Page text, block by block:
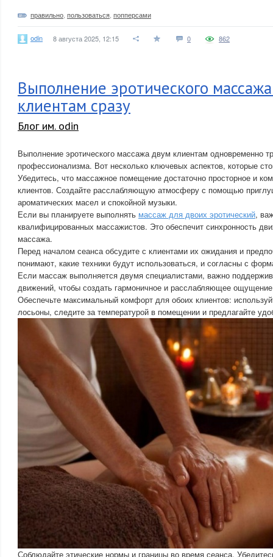
правильно пользоваться попперсами
odin 8 августа 2025, 12:15 0 862
Выполнение эротического
клиентам сразу
Блог им. odin
Выполнение эротического массажа двум клиентам одновременно
профессионализма. Вот несколько ключевых аспектов, которые
Убедитесь, что массажное помещение достаточно просторное и
клиентов. Создайте расслабляющую атмосферу с помощью
ароматических масел и спокойной музыки.
Если вы планируете выполнять массаж для двоих эротический,
квалифицированных массажистов. Это обеспечит синхронность
массажа.
Перед началом сеанса обсудите с клиентами их ожидания и
понимают, какие техники будут использоваться, и согласны с
Если массаж выполняется двумя специалистами, важно
движений, чтобы создать гармоничное и расслабляющее
Обеспечьте максимальный комфорт для обоих клиентов:
лосьоны, следите за температурой в помещении и предлагайте
Соблюдайте этические нормы и границы во время сеанса.